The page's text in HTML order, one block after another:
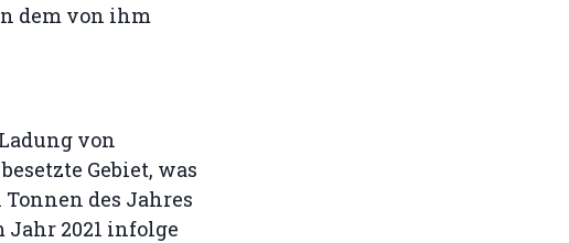
dem von ihm
von
Gebiet, was
des Jahres
Jahr 2021 infolge